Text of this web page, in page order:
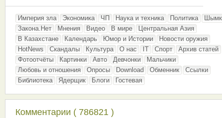
Империя зла Экономика ЧП Наука и техника Политика
Закона.Нет
Мнения Видео В мире
Центральная Азия
В Казахстане
Календарь Юмор и Истории
Новости оружия
HotNews
Скандалы Культура О нас IT Спорт
Архив статей
Фотоотчёты
Картинки Авто Девчонки
Мальчики
Любовь и отношения
Опросы Download Обменник
Ссылки
Библиотека
Ядерщик Блоги Гостевая
Комментарии ( 786821 )